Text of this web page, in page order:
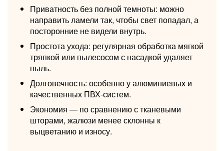
Приватность без полной темноты: можно
направить ламели так, чтобы свет попадал, а
посторонние не видели внутрь.
Простота ухода: регулярная обработка мягкой
тряпкой или пылесосом с насадкой удаляет
пыль.
Долговечность: особенно у алюминиевых и
качественных ПВХ-систем.
Экономия — по сравнению с тканевыми
шторами, жалюзи менее склонны к
выцветанию и износу.